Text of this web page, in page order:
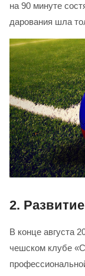
на 90 минуте
дарования шла
2.
В конце августа
чешском клубе